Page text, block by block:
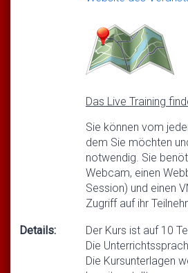
Das Live Training
Sie können vom
dem Sie möchten
notwendig. Sie
Webcam, einen
Session) und einen
Zugriff auf ihr
Details:
Der Kurs ist auf 10
Die
Die Kursunterlagen